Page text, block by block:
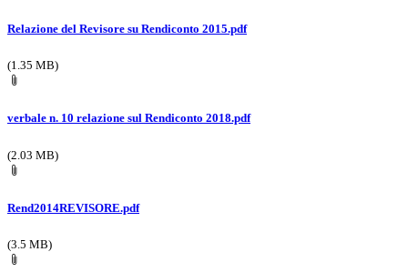
Relazione del Revisore su Rendiconto 2015.pdf
(1.35 MB)
verbale n. 10 relazione sul Rendiconto 2018.pdf
(2.03 MB)
Rend2014REVISORE.pdf
(3.5 MB)